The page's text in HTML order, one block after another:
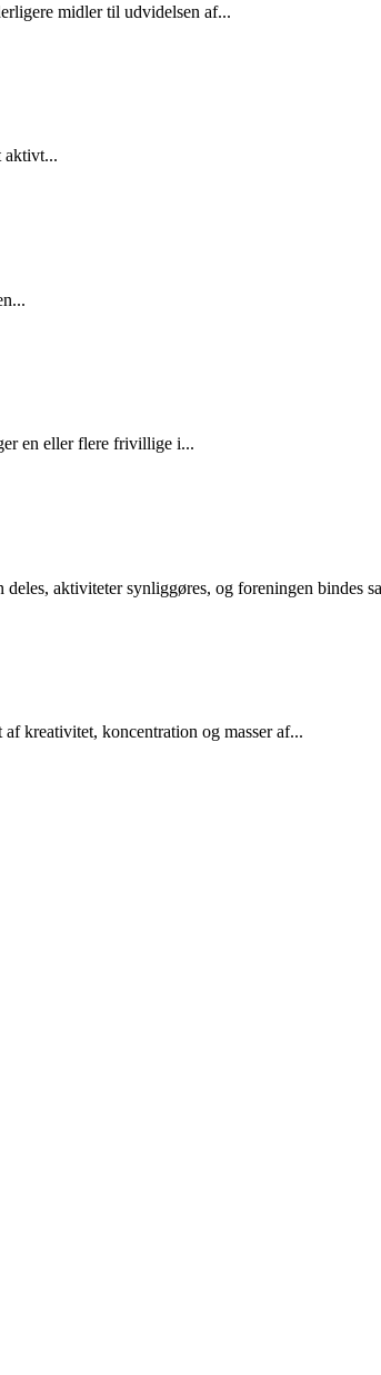
midler til udvidelsen af...
aktivt...
en eller flere frivillige i...
aktiviteter synliggøres, og foreningen bindes
kreativitet, koncentration og masser af...